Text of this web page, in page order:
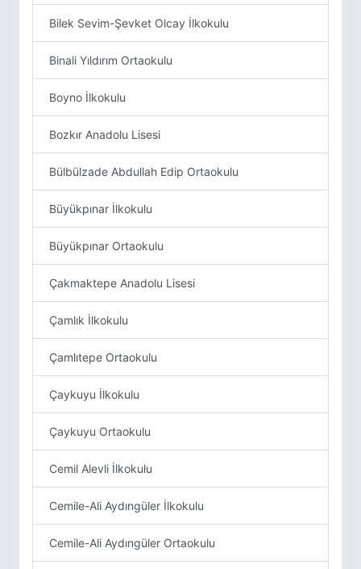
Bilek Sevim-Şevket Olcay İlkokulu
Binali Yıldırım Ortaokulu
Boyno İlkokulu
Bozkır Anadolu Lisesi
Bülbülzade Abdullah Edip Ortaokulu
Büyükpınar İlkokulu
Büyükpınar Ortaokulu
Çakmaktepe Anadolu Lisesi
Çamlık İlkokulu
Çamlıtepe Ortaokulu
Çaykuyu İlkokulu
Çaykuyu Ortaokulu
Cemil Alevli İlkokulu
Cemile-Ali Aydıngüler İlkokulu
Cemile-Ali Aydıngüler Ortaokulu